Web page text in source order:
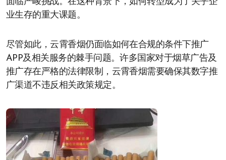
业生存的重大课题。
尽管如此，云霄香烟仍面临如何在合规的条件下推广
APP及相关服务的棘手问题。许多国家对于烟草广告及
推广存在严格的法律限制，云霄香烟需要确保其数字推
广渠道不违反相关政策规定。